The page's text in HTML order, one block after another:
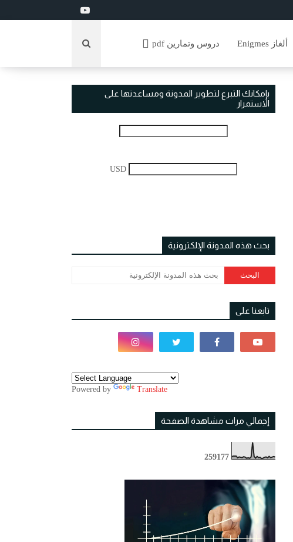
ألغاز Enigmes دروس وتمارين pdf
بإمكانك التبرع لتطوير المدونة ومساعدتها على
الاستمرار
USD
بحث هذه المدونة الإلكترونية
تابعنا على
Powered by Translate
إجمالي مرات مشاهدة الصفحة
259177